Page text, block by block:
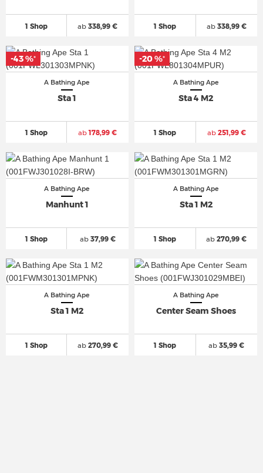
1 Shop ab 338,99 € 1 Shop ab338,99 €
A Bathing Ape
Sta 1
1 Shop ab178,99 €
-43 %*
-43 %*
A Bathing Ape
Sta 4 M2
1 Shop ab251,99 €
-20 %*
-20 %*
A Bathing Ape
Manhunt 1
1 Shop ab37,99 €
A Bathing Ape
Sta 1 M2
1 Shop ab 270,99 €
A Bathing Ape
Sta 1 M2
1 Shop ab270,99 €
A Bathing Ape
Center Seam Shoes
1 Shop ab 35,99 €